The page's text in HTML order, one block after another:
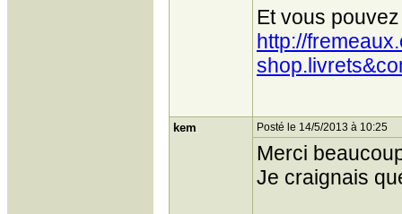
Et vous
http://
kem Posté le 14/5/2013 à 10:25
Merci
Je craignais